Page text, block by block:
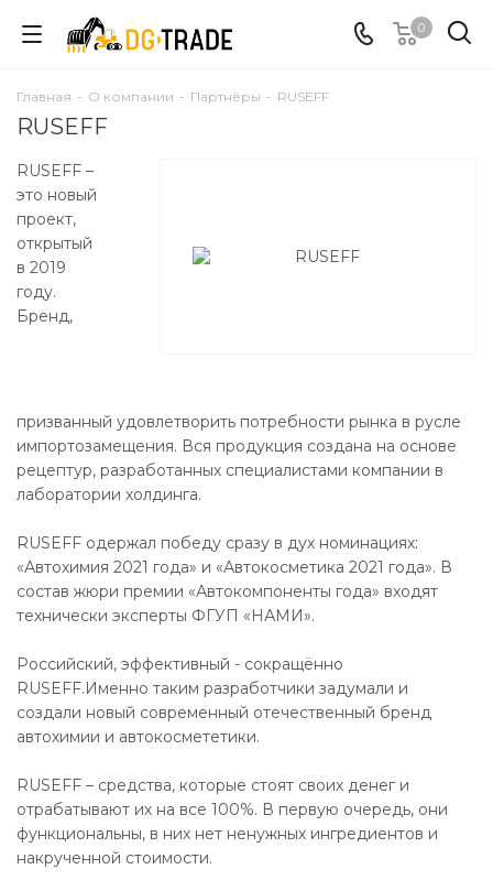
0
Главная - О компании - Партнёры - RUSEFF
RUSEFF
RUSEFF –
это новый
проект,
открытый
в 2019
году.
Бренд,
призванный удовлетворить потребности рынка в русле
импортозамещения. Вся продукция создана на основе
рецептур, разработанных специалистами компании в
лаборатории холдинга.
RUSEFF одержал победу сразу в дух номинациях:
«Автохимия 2021 года» и «Автокосметика 2021 года». В
состав жюри премии «Автокомпоненты года» входят
технически эксперты ФГУП «НАМИ».
Российский, эффективный - сокращённо
RUSEFF.Именно таким разработчики задумали и
создали новый современный отечественный бренд
автохимии и автокосмететики.
RUSEFF – средства, которые стоят своих денег и
отрабатывают их на все 100%. В первую очередь, они
функциональны, в них нет ненужных ингредиентов и
накрученной стоимости.